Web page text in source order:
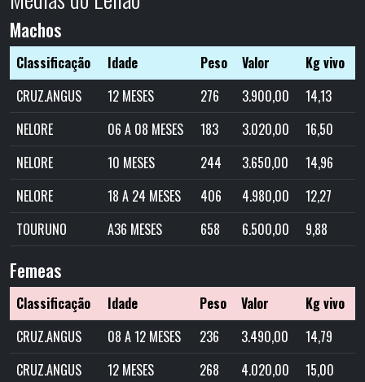
Machos
Classificação Idade Peso Valor
Kg vivo
CRUZ.ANGUS
12 MESES 276 3.900,00
14,13
NELORE
06 A 08 MESES 183 3.020,00
16,50
NELORE
10 MESES 244 3.650,00
14,96
NELORE
18 A 24 MESES 406 4.980,00
12,27
TOURUNO
A36 MESES 658 6.500,00 9,88
Femeas
Classificação Idade Peso Valor
Kg vivo
CRUZ.ANGUS
08 A 12 MESES 236 3.490,00
14,79
CRUZ.ANGUS
12 MESES 268 4.020,00
15,00